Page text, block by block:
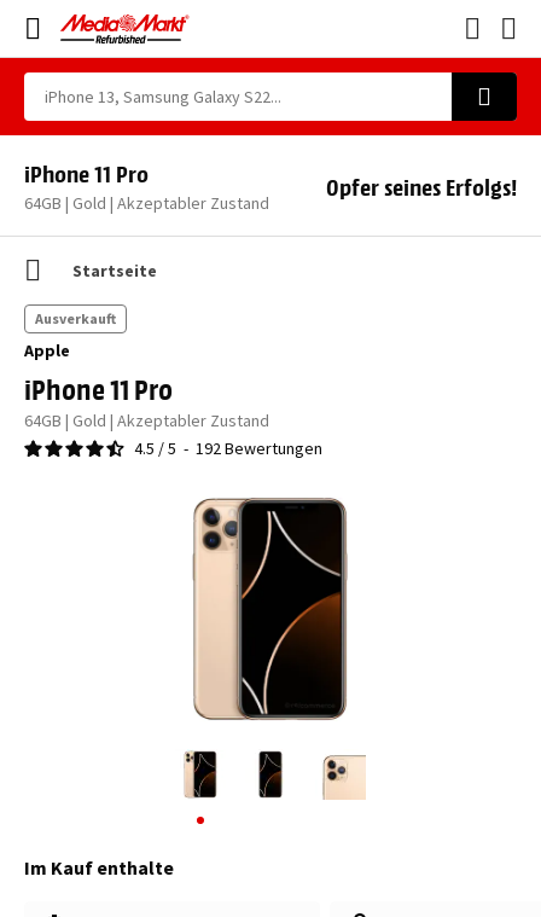
iPhone 11 Pro
64GB | Gold | Akzeptabler Zustand
Opfer seines Erfolgs!
Startseite
Apple
iPhone 11 Pro
64GB | Gold | Akzeptabler Zustand
4.5 /5 - 192Bewertungen
Ausverkauft
Im Kauf enthalte